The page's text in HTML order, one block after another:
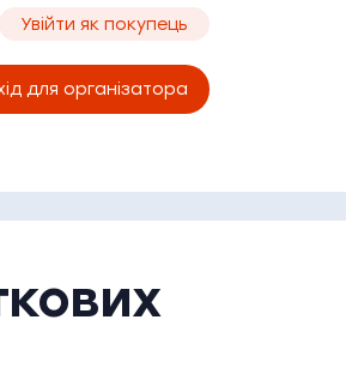
Увійти як покупець
для організатора